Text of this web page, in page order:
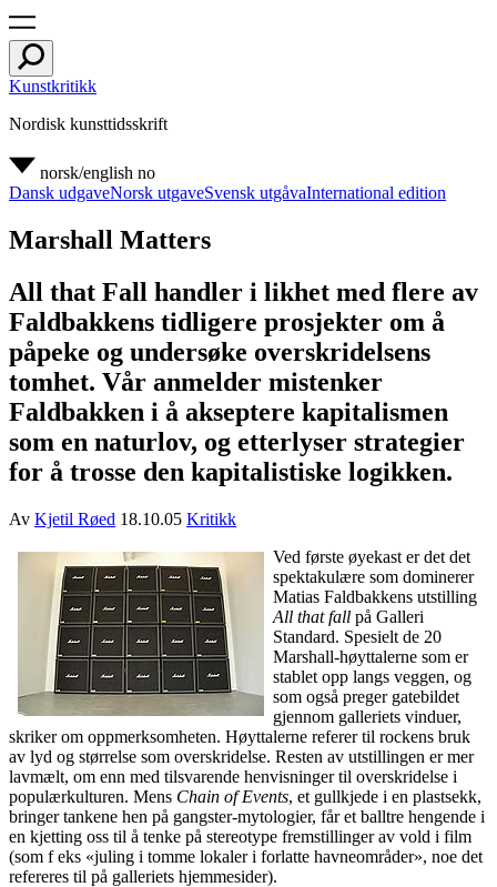
Kunstkritikk
Nordisk kunsttidsskrift
norsk/english no
Dansk udgaveNorsk utgaveSvensk utgåvaInternational edition
Marshall Matters
All that Fall handler i likhet med flere av
Faldbakkens tidligere prosjekter om å
påpeke og undersøke overskridelsens
tomhet. Vår anmelder mistenker
Faldbakken i å akseptere kapitalismen
som en naturlov, og etterlyser strategier
for å trosse den kapitalistiske logikken.
Av Kjetil Røed 18.10.05 Kritikk
Ved første øyekast er det det
spektakulære som dominerer
Matias Faldbakkens utstilling
All that fall på Galleri
Standard. Spesielt de 20
Marshall-høyttalerne som er
stablet opp langs veggen, og
som også preger gatebildet
gjennom galleriets vinduer,
skriker om oppmerksomheten. Høyttalerne referer til rockens bruk
av lyd og størrelse som overskridelse. Resten av utstillingen er mer
lavmælt, om enn med tilsvarende henvisninger til overskridelse i
populærkulturen. Mens Chain of Events, et gullkjede i en plastsekk,
bringer tankene hen på gangster-mytologier, får et balltre hengende i
en kjetting oss til å tenke på stereotype fremstillinger av vold i film
(som f eks «juling i tomme lokaler i forlatte havneområder», noe det
refereres til på galleriets hjemmesider).